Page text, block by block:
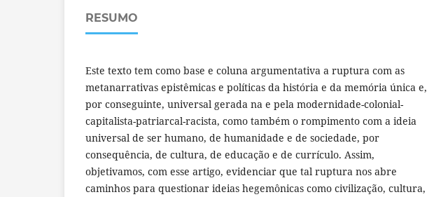
RESUMO
Este texto tem como base e coluna argumentativa a ruptura com as
metanarrativas epistêmicas e políticas da história e da memória única e,
por conseguinte, universal gerada na e pela modernidade-colonial-
capitalista-patriarcal-racista, como também o rompimento com a ideia
universal de ser humano, de humanidade e de sociedade, por
consequência, de cultura, de educação e de currículo. Assim,
objetivamos, com esse artigo, evidenciar que tal ruptura nos abre
caminhos para questionar ideias hegemônicas como civilização, cultura,